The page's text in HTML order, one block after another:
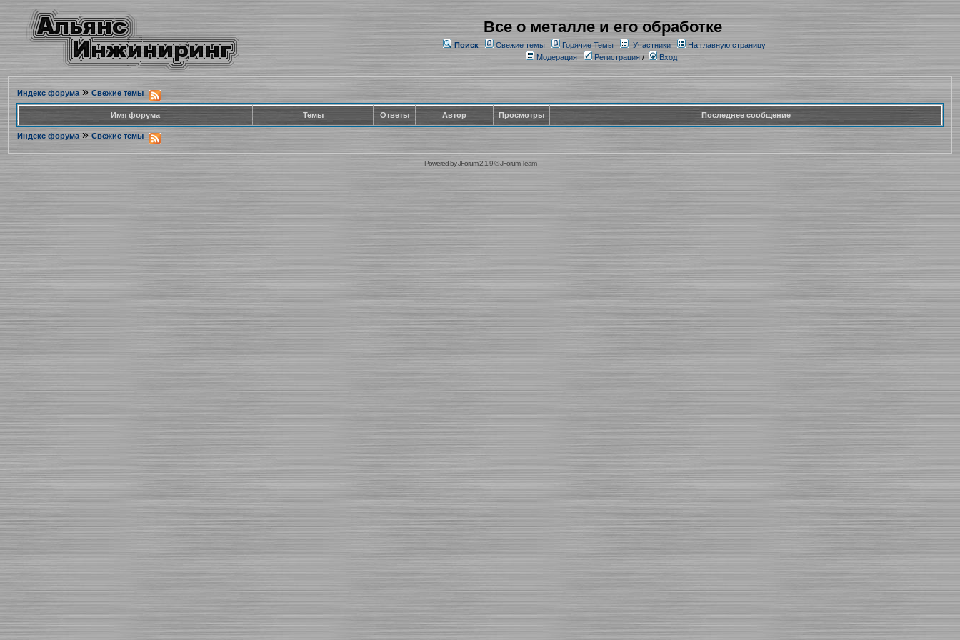
Все о металле и его обработке
Поиск Свежие темы Горячие Темы Участники
На главную страницу
Модерация
Регистрация/ Вход
Индекс форума» Свежие темы
Имя форума Темы Ответы Автор Просмотры Последнее сообщение
Индекс форума » Свежие темы
Powered byJForum 2.1.9©JForum Team